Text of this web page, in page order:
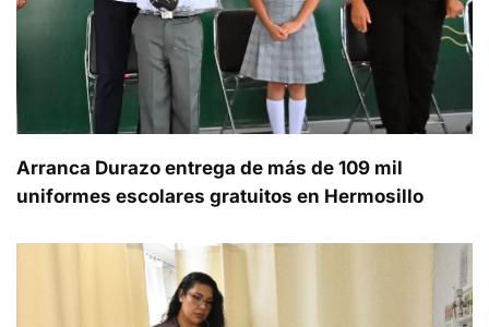
Arranca Durazo entrega de más de 109 mil
uniformes escolares gratuitos en Hermosillo